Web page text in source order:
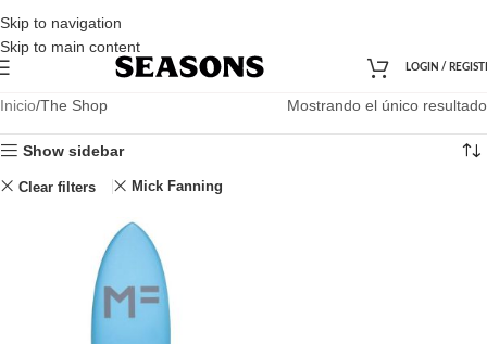
Skip to navigation
Skip to main content
LOGIN /
Inicio The Shop Mostrando el único resultado
Show sidebar
Clear filters Mick Fanning